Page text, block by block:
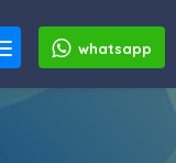
whatsapp